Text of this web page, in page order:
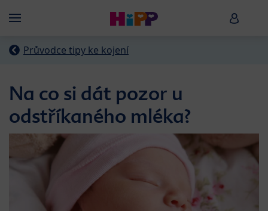
Menü HiPP
Průvodce tipy ke kojení
Na co si dát pozor u
odstříkaného mléka?